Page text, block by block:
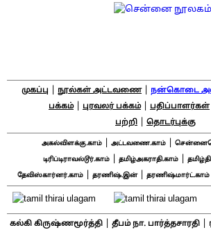
முகப்பு நூல்கள் அட்டவணை| நன்கொடை
பக்கம்| புரவலர் பக்கம்| பதிப்பாளர்கள்
பற்றி
தொடர்புக்கு
அகல்விளக்கு.காம் அட்டவணை.காம்
டிரிப்டிராவல்டூர்.காம்| தமிழ்அகராதி.காம்|
தேவிஸ்கார்னர்.காம் தரணிஷ்.இன்| தரணிஷ்மார்ட்.காம்
கல்கி கிருஷ்ணமூர்த்தி| தீபம் நா. பார்த்தசாரதி|